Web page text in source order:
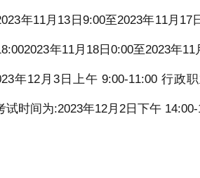
年11月13日9:00至2023年11月17
年11月18日0:00至2023年
年12月3日上午 9:00-11:00 行政
时间为:2023年12月2日下午 14:00-